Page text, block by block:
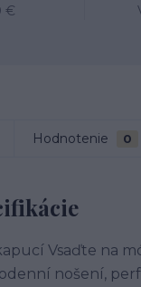
€
Hodnotenie 0
Vsaďte na
nošení,